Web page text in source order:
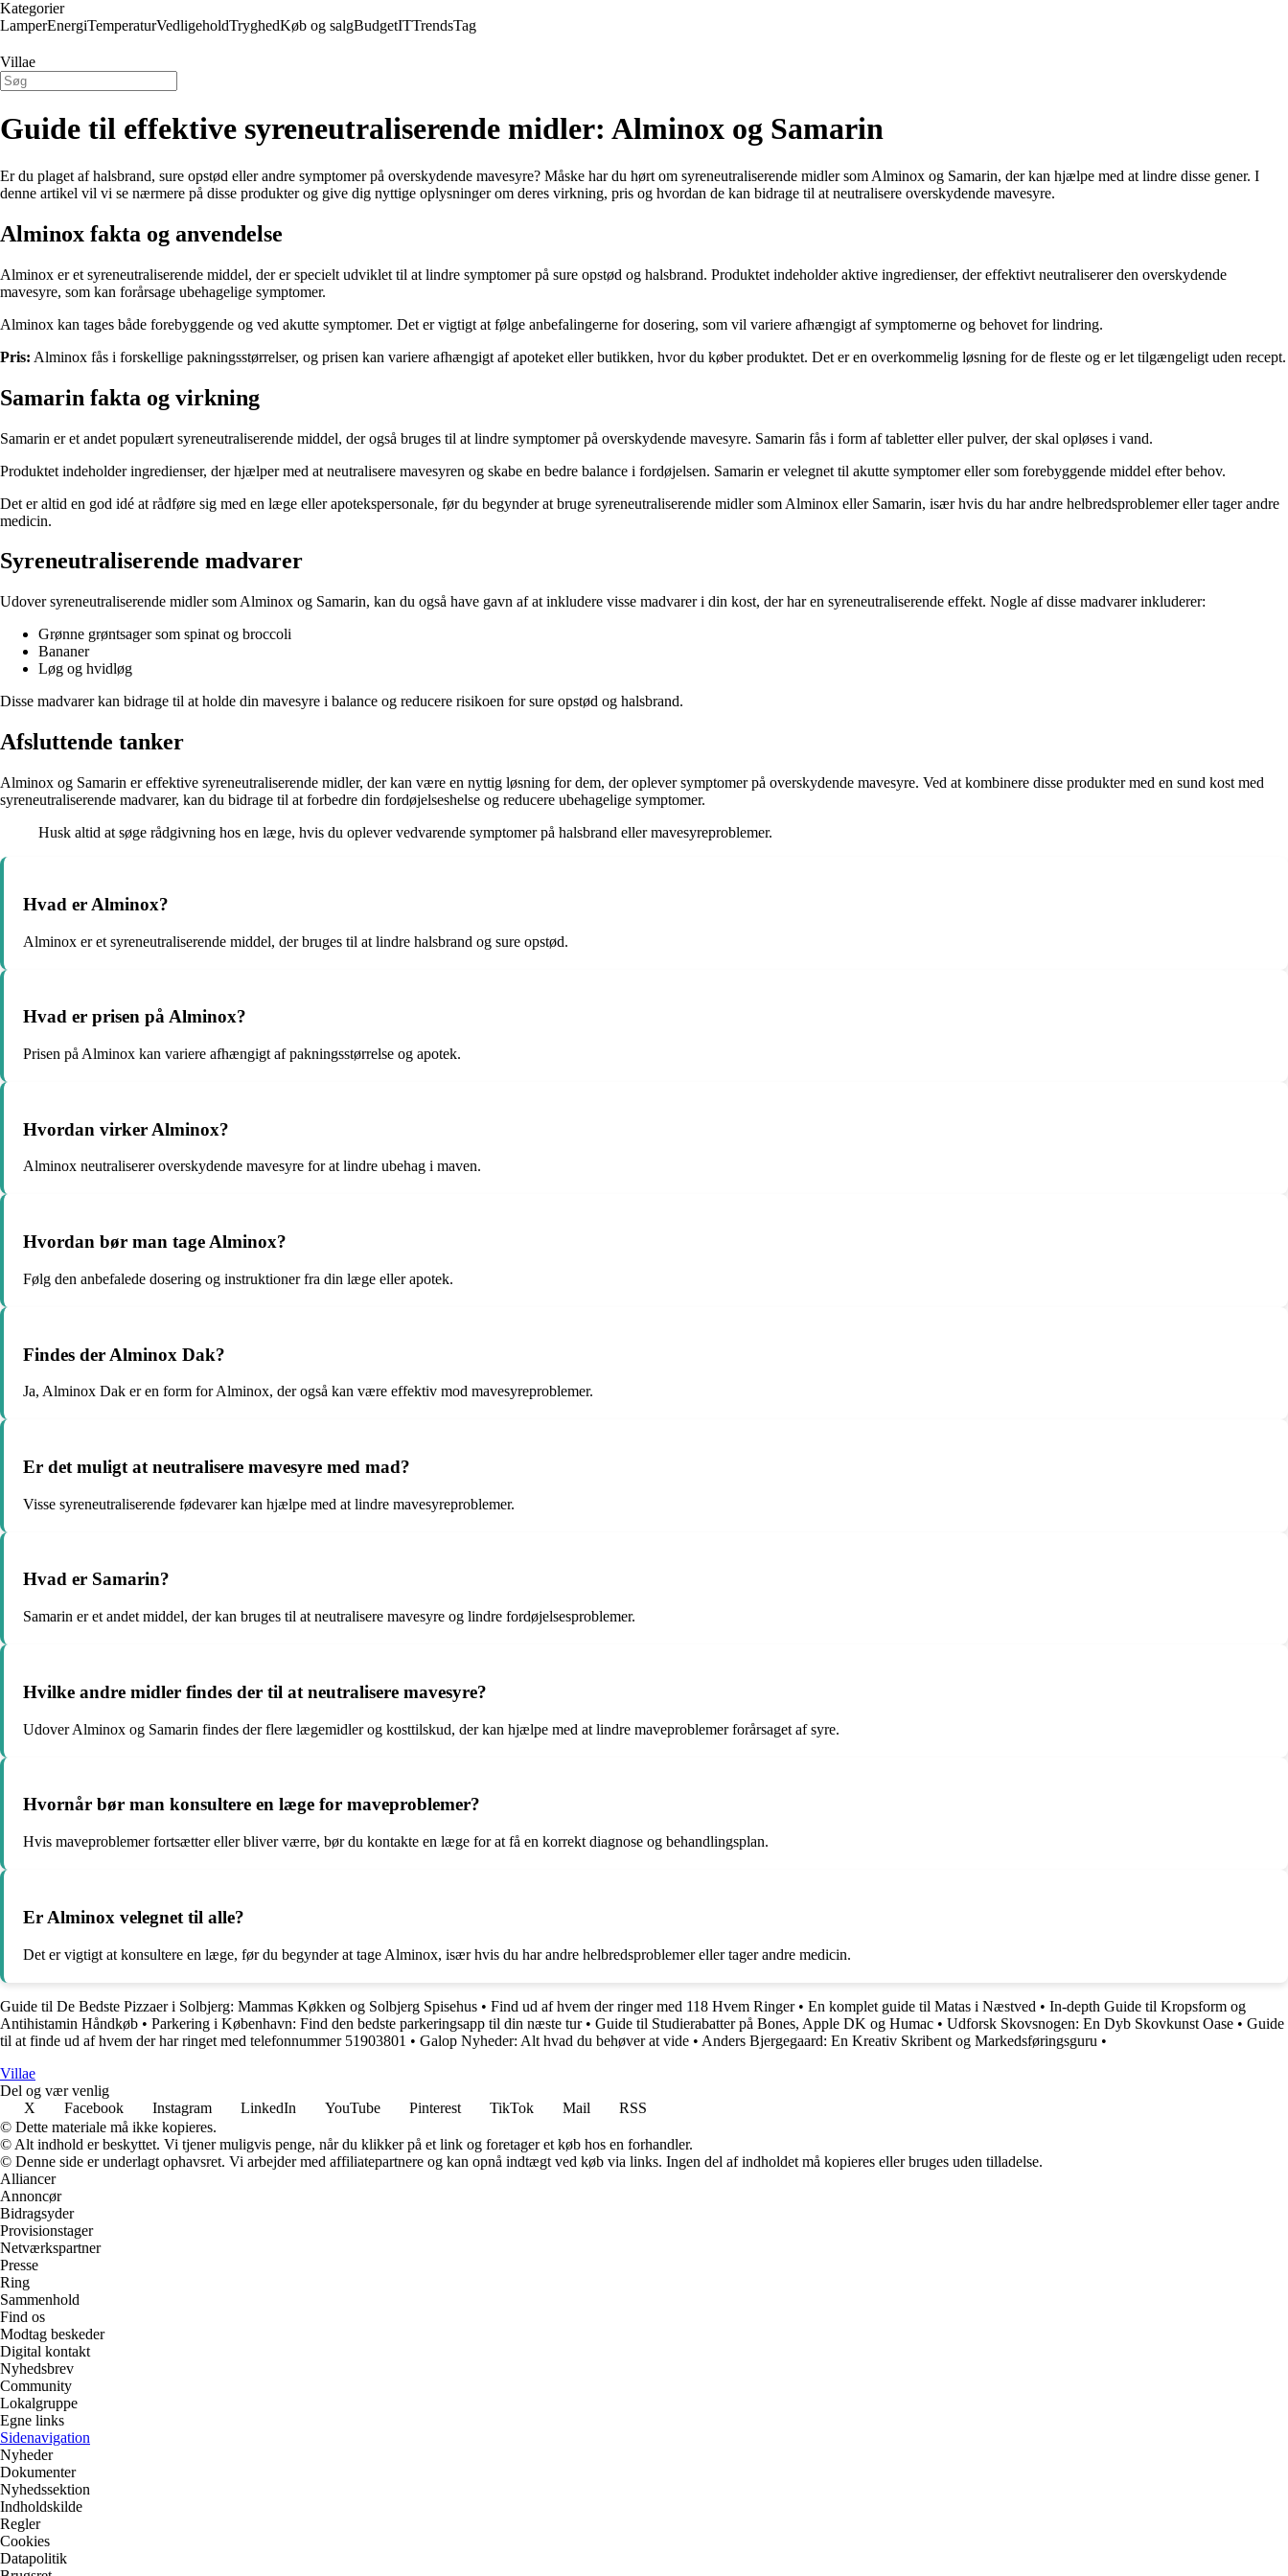
Kategorier
LamperEnergiTemperaturVedligeholdTryghedKøb og salgBudgetITTrendsTag
Villae
Guide til effektive syreneutraliserende midler: Alminox og Samarin
Er du plaget af halsbrand, sure opstød eller andre symptomer på overskydende mavesyre? Måske har du hørt om syreneutraliserende midler som Alminox og Samarin, der kan hjælpe med at lindre disse gener. I
denne artikel vil vi se nærmere på disse produkter og give dig nyttige oplysninger om deres virkning, pris og hvordan de kan bidrage til at neutralisere overskydende mavesyre.
Alminox fakta og anvendelse
Alminox er et syreneutraliserende middel, der er specielt udviklet til at lindre symptomer på sure opstød og halsbrand. Produktet indeholder aktive ingredienser, der effektivt neutraliserer den overskydende
mavesyre, som kan forårsage ubehagelige symptomer.
Alminox kan tages både forebyggende og ved akutte symptomer. Det er vigtigt at følge anbefalingerne for dosering, som vil variere afhængigt af symptomerne og behovet for lindring.
Pris: Alminox fås i forskellige pakningsstørrelser, og prisen kan variere afhængigt af apoteket eller butikken, hvor du køber produktet. Det er en overkommelig løsning for de fleste og er let tilgængeligt uden recept.
Samarin fakta og virkning
Samarin er et andet populært syreneutraliserende middel, der også bruges til at lindre symptomer på overskydende mavesyre. Samarin fås i form af tabletter eller pulver, der skal opløses i vand.
Produktet indeholder ingredienser, der hjælper med at neutralisere mavesyren og skabe en bedre balance i fordøjelsen. Samarin er velegnet til akutte symptomer eller som forebyggende middel efter behov.
Det er altid en god idé at rådføre sig med en læge eller apotekspersonale, før du begynder at bruge syreneutraliserende midler som Alminox eller Samarin, især hvis du har andre helbredsproblemer eller tager andre
medicin.
Syreneutraliserende madvarer
Udover syreneutraliserende midler som Alminox og Samarin, kan du også have gavn af at inkludere visse madvarer i din kost, der har en syreneutraliserende effekt. Nogle af disse madvarer inkluderer:
Grønne grøntsager som spinat og broccoli
Bananer
Løg og hvidløg
Disse madvarer kan bidrage til at holde din mavesyre i balance og reducere risikoen for sure opstød og halsbrand.
Afsluttende tanker
Alminox og Samarin er effektive syreneutraliserende midler, der kan være en nyttig løsning for dem, der oplever symptomer på overskydende mavesyre. Ved at kombinere disse produkter med en sund kost med
syreneutraliserende madvarer, kan du bidrage til at forbedre din fordøjelseshelse og reducere ubehagelige symptomer.
Husk altid at søge rådgivning hos en læge, hvis du oplever vedvarende symptomer på halsbrand eller mavesyreproblemer.
Hvad er Alminox?
Alminox er et syreneutraliserende middel, der bruges til at lindre halsbrand og sure opstød.
Hvad er prisen på Alminox?
Prisen på Alminox kan variere afhængigt af pakningsstørrelse og apotek.
Hvordan virker Alminox?
Alminox neutraliserer overskydende mavesyre for at lindre ubehag i maven.
Hvordan bør man tage Alminox?
Følg den anbefalede dosering og instruktioner fra din læge eller apotek.
Findes der Alminox Dak?
Ja, Alminox Dak er en form for Alminox, der også kan være effektiv mod mavesyreproblemer.
Er det muligt at neutralisere mavesyre med mad?
Visse syreneutraliserende fødevarer kan hjælpe med at lindre mavesyreproblemer.
Hvad er Samarin?
Samarin er et andet middel, der kan bruges til at neutralisere mavesyre og lindre fordøjelsesproblemer.
Hvilke andre midler findes der til at neutralisere mavesyre?
Udover Alminox og Samarin findes der flere lægemidler og kosttilskud, der kan hjælpe med at lindre maveproblemer forårsaget af syre.
Hvornår bør man konsultere en læge for maveproblemer?
Hvis maveproblemer fortsætter eller bliver værre, bør du kontakte en læge for at få en korrekt diagnose og behandlingsplan.
Er Alminox velegnet til alle?
Det er vigtigt at konsultere en læge, før du begynder at tage Alminox, især hvis du har andre helbredsproblemer eller tager andre medicin.
Guide til De Bedste Pizzaer i Solbjerg: Mammas Køkken og Solbjerg Spisehus • Find ud af hvem der ringer med 118 Hvem Ringer• En komplet guide til Matas i Næstved • In-depth Guide til Kropsform og
Antihistamin Håndkøb • Parkering i København: Find den bedste parkeringsapp til din næste tur• Guide til Studierabatter på Bones, Apple DK og Humac • Udforsk Skovsnogen: En Dyb Skovkunst Oase • Guide
til at finde ud af hvem der har ringet med telefonnummer 51903801 • Galop Nyheder: Alt hvad du behøver at vide • Anders Bjergegaard: En Kreativ Skribent og Markedsføringsguru •
Villae
Del og vær venlig
X
Facebook Instagram LinkedIn YouTube Pinterest TikTok Mail
RSS
© Dette materiale må ikke kopieres.
© Alt indhold er beskyttet. Vi tjener muligvis penge, når du klikker på et link og foretager et køb hos en forhandler.
© Denne side er underlagt ophavsret. Vi arbejder med affiliatepartnere og kan opnå indtægt ved køb via links. Ingen del af indholdet må kopieres eller bruges uden tilladelse.
Alliancer
Annoncør
Bidragsyder
Provisionstager
Netværkspartner
Presse
Ring
Sammenhold
Find os
Modtag beskeder
Digital kontakt
Nyhedsbrev
Community
Lokalgruppe
Egne links
Sidenavigation
Nyheder
Dokumenter
Nyhedssektion
Indholdskilde
Regler
Cookies
Datapolitik